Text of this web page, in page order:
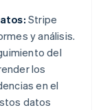
Stripe
y análisis.
del
los
en el
datos